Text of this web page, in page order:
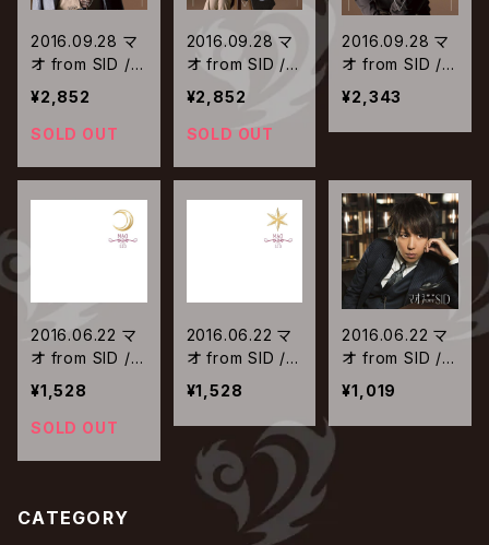
2016.09.28 マ
オ from SID /
Maison de M
【初回生産限定
盤A】
¥2,852
SOLD OUT
2016.09.28 マ
オ from SID /
Maison de M
【初回生産限定
盤B】
¥2,852
SOLD OUT
2016.09.28 マ
オ from SID /
Maison de M
【通常盤】
¥2,343
2016.06.22 マ
オ from SID /
月 | 星【初回生
産限定盤A】
¥1,528
SOLD OUT
2016.06.22 マ
オ from SID /
星 | 月【初回生
産限定盤B】
¥1,528
2016.06.22 マ
オ from SID /
月 | 星【通常盤】
¥1,019
CATEGORY